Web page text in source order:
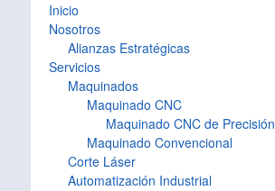
Inicio
Nosotros
Alianzas Estratégicas
Servicios
Maquinados
Maquinado CNC
Maquinado CNC de Precisión
Maquinado Convencional
Corte Láser
Automatización Industrial